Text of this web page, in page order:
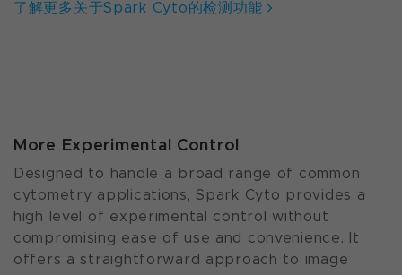
了解更多关于Spark Cyto的检测功能
More Experimental Control
Designed to handle a broad range of common
cytometry applications, Spark Cyto provides a
high level of experimental control without
compromising ease of use and convenience. It
offers a straightforward approach to image